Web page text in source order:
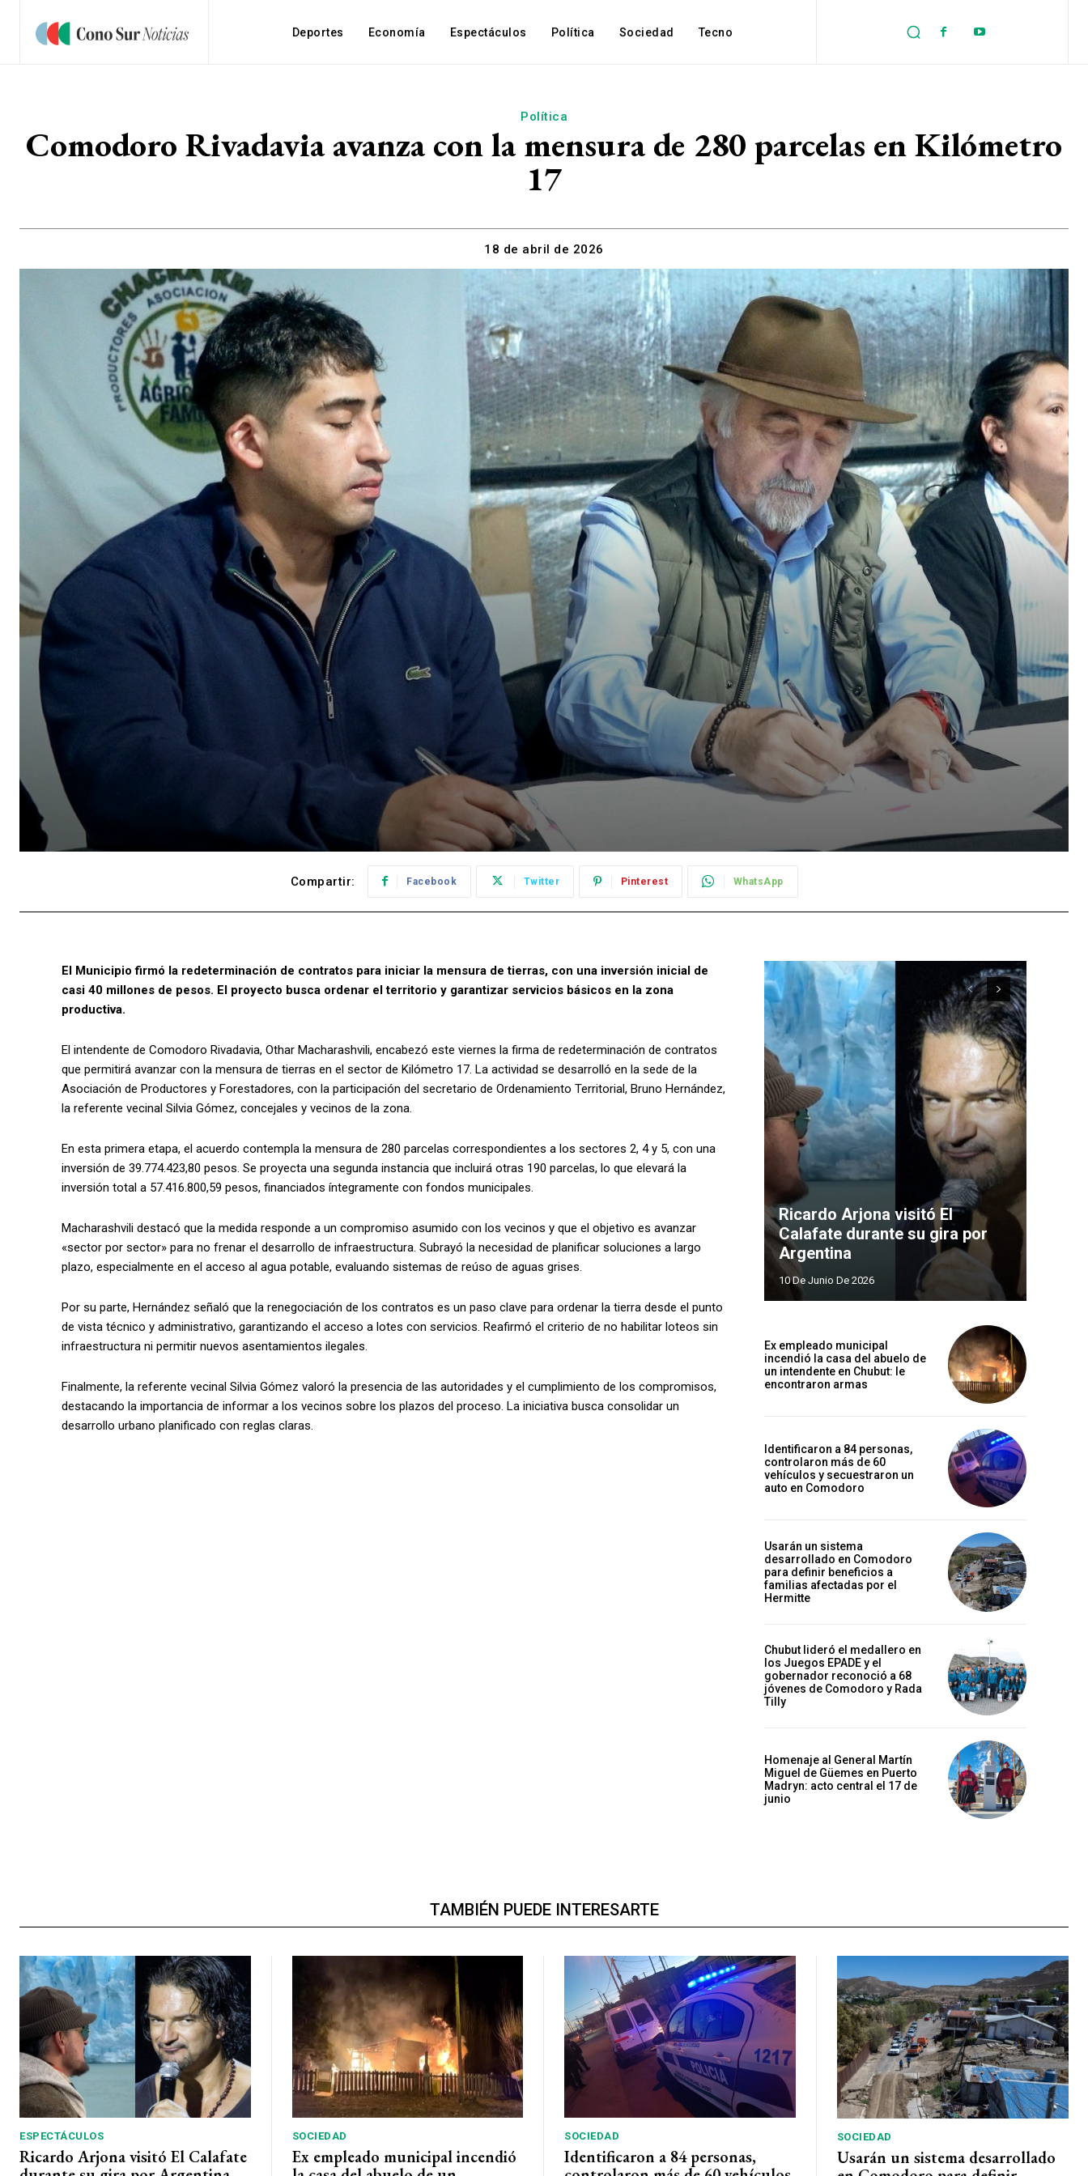
Deportes Economía Espectáculos Política Sociedad Tecno
Política
Comodoro Rivadavia avanza con la mensura de 280 parcelas en Kilómetro
17
18 de abril de 2026
Compartir: Facebook Twitter Pinterest WhatsApp
El Municipio firmó la redeterminación de contratos para iniciar la mensura de tierras, con una inversión inicial de
casi 40 millones de pesos. El proyecto busca ordenar el territorio y garantizar servicios básicos en la zona
productiva.
El intendente de Comodoro Rivadavia, Othar Macharashvili, encabezó este viernes la firma de redeterminación de contratos
que permitirá avanzar con la mensura de tierras en el sector de Kilómetro 17. La actividad se desarrolló en la sede de la
Asociación de Productores y Forestadores, con la participación del secretario de Ordenamiento Territorial, Bruno Hernández,
la referente vecinal Silvia Gómez, concejales y vecinos de la zona.
En esta primera etapa, el acuerdo contempla la mensura de 280 parcelas correspondientes a los sectores 2, 4 y 5, con una
inversión de 39.774.423,80 pesos. Se proyecta una segunda instancia que incluirá otras 190 parcelas, lo que elevará la
inversión total a 57.416.800,59 pesos, financiados íntegramente con fondos municipales.
Macharashvili destacó que la medida responde a un compromiso asumido con los vecinos y que el objetivo es avanzar
«sector por sector» para no frenar el desarrollo de infraestructura. Subrayó la necesidad de planificar soluciones a largo
plazo, especialmente en el acceso al agua potable, evaluando sistemas de reúso de aguas grises.
Por su parte, Hernández señaló que la renegociación de los contratos es un paso clave para ordenar la tierra desde el punto
de vista técnico y administrativo, garantizando el acceso a lotes con servicios. Reafirmó el criterio de no habilitar loteos sin
infraestructura ni permitir nuevos asentamientos ilegales.
Finalmente, la referente vecinal Silvia Gómez valoró la presencia de las autoridades y el cumplimiento de los compromisos,
destacando la importancia de informar a los vecinos sobre los plazos del proceso. La iniciativa busca consolidar un
desarrollo urbano planificado con reglas claras.
Ricardo Arjona visitó El
Calafate durante su gira por
Argentina
10 De Junio De 2026
Ex empleado municipal
incendió la casa del abuelo de
un intendente en Chubut: le
encontraron armas
Identificaron a 84 personas,
controlaron más de 60
vehículos y secuestraron un
auto en Comodoro
Usarán un sistema
desarrollado en Comodoro
para definir beneficios a
familias afectadas por el
Hermitte
Chubut lideró el medallero en
los Juegos EPADE y el
gobernador reconoció a 68
jóvenes de Comodoro y Rada
Tilly
Homenaje al General Martín
Miguel de Güemes en Puerto
Madryn: acto central el 17 de
junio
TAMBIÉN PUEDE INTERESARTE
ESPECTÁCULOS
Ricardo Arjona visitó El Calafate
SOCIEDAD
Ex empleado municipal incendió
SOCIEDAD
Identificaron a 84 personas,
SOCIEDAD
Usarán un sistema desarrollado